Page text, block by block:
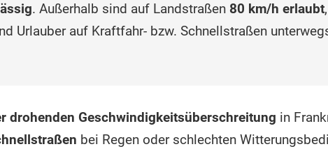
. Außerhalb sind auf Landstraßen 80 km/h erlaubt
Urlauber auf Kraftfahr- bzw. Schnellstraßen
drohenden Geschwindigkeitsüberschreitung in
bei Regen oder schlechten